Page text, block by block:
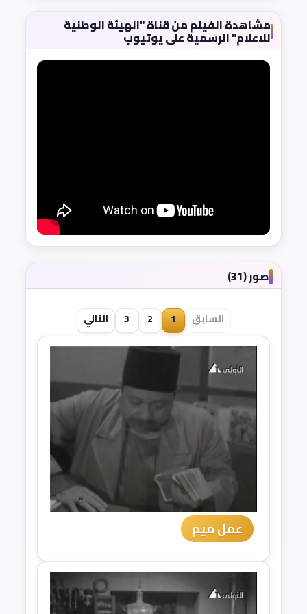
مشاهدة الفيلم من قناة "الهيئة الوطنية
للاعلام" الرسمية على يوتيوب
صور (31)
السابق 1
2
3 التالي
عمل ميم